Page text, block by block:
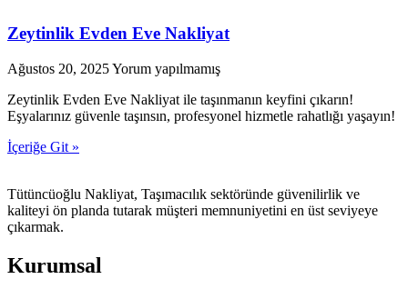
Zeytinlik Evden Eve Nakliyat
Ağustos 20, 2025Yorum yapılmamış
Zeytinlik Evden Eve Nakliyat ile taşınmanın keyfini çıkarın!
Eşyalarınız güvenle taşınsın, profesyonel hizmetle rahatlığı yaşayın!
İçeriğe Git »
Tütüncüoğlu Nakliyat, Taşımacılık sektöründe güvenilirlik ve
kaliteyi ön planda tutarak müşteri memnuniyetini en üst seviyeye
çıkarmak.
Kurumsal